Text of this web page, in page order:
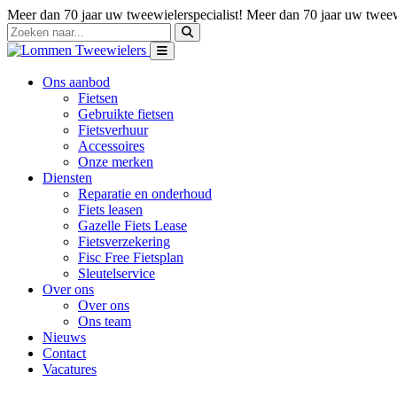
Meer dan 70 jaar uw tweewielerspecialist! Meer dan 70 jaar uw
Ons aanbod
Fietsen
Gebruikte fietsen
Fietsverhuur
Accessoires
Onze merken
Diensten
Reparatie en onderhoud
Fiets leasen
Gazelle Fiets Lease
Fietsverzekering
Fisc Free Fietsplan
Sleutelservice
Over ons
Over ons
Ons team
Nieuws
Contact
Vacatures